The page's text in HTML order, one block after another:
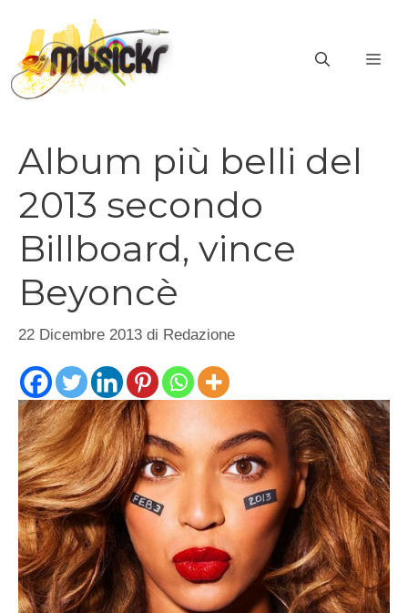
contenuto
Album più belli del
2013 secondo
Billboard, vince
Beyoncè
22 Dicembre 2013 di Redazione